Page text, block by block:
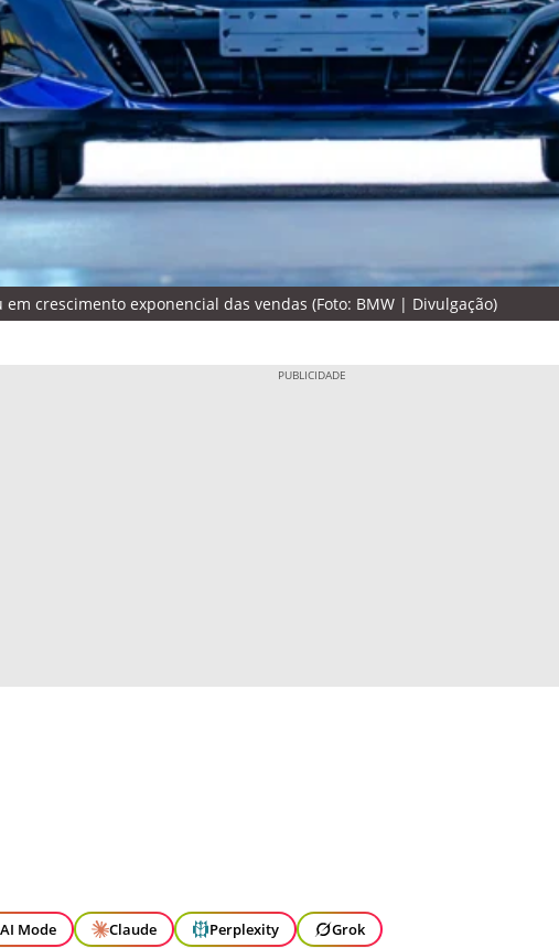
crescimento exponencial das vendas (Foto: BMW | Divulgação)
Mode Claude Perplexity Grok